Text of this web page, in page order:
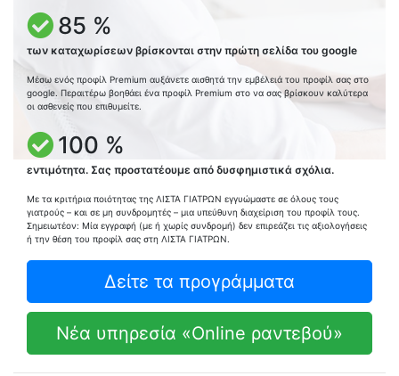
85 %
των καταχωρίσεων βρίσκονται στην πρώτη σελίδα του google
Μέσω ενός προφίλ Premium αυξάνετε αισθητά την εμβέλειά του προφίλ σας στο
google. Περαιτέρω βοηθάει ένα προφίλ Premium στο να σας βρίσκουν καλύτερα
οι ασθενείς που επιθυμείτε.
100 %
εντιμότητα. Σας προστατέουμε από δυσφημιστικά σχόλια.
Με τα κριτήρια ποιότητας της ΛΙΣΤΑ ΓΙΑΤΡΩΝ εγγυώμαστε σε όλους τους
γιατρούς – και σε μη συνδρομητές – μια υπεύθυνη διαχείριση του προφίλ τους.
Σημειωτέον: Μία εγγραφή (με ή χωρίς συνδρομή) δεν επιρεάζει τις αξιολογήσεις
ή την θέση του προφίλ σας στη ΛΙΣΤΑ ΓΙΑΤΡΩΝ.
Δείτε τα προγράμματα
Νέα υπηρεσία «Online ραντεβού»